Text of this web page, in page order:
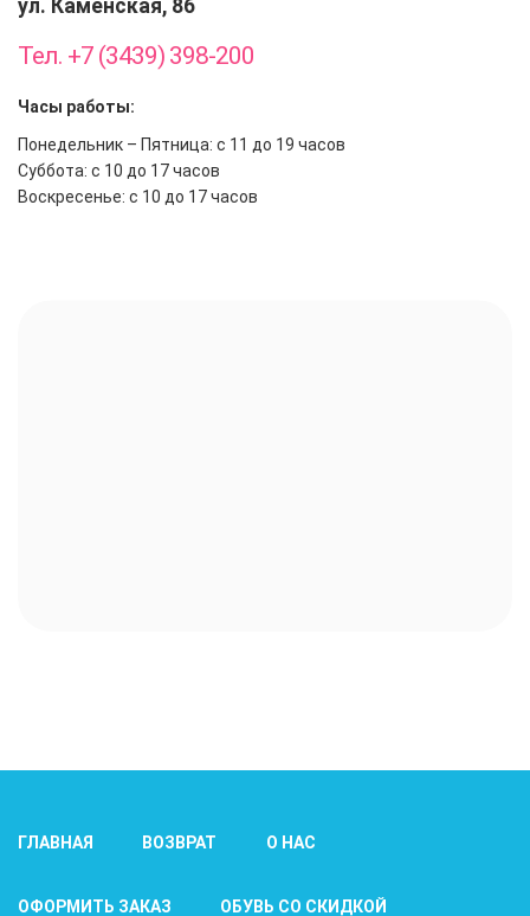
ул. Каменская, 86
Тел. +7 (3439) 398-200
Часы работы:
Понедельник – Пятница: с 11 до 19 часов
Суббота: с 10 до 17 часов
Воскресенье: с 10 до 17 часов
ГЛАВНАЯ ВОЗВРАТ О НАС
ОФОРМИТЬ ЗАКАЗ ОБУВЬ СО СКИДКОЙ